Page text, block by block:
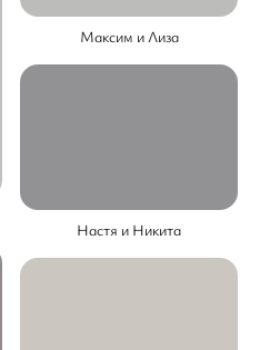
Максим и Лиза
Настя и Никита